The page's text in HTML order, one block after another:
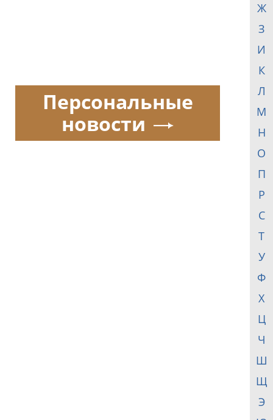
Ж
З
И
К
Л
М
Н
О
П
Р
С
Т
У
Ф
Х
Ц
Ч
Ш
Щ
Э
Персональные
новости